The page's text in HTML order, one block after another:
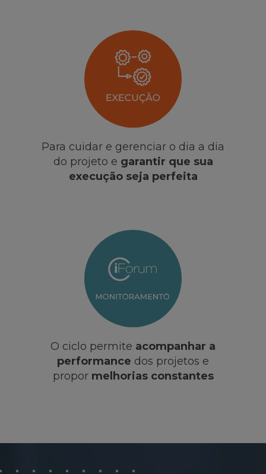
Para cuidar e gerenciar o dia a dia
do projeto e garantir que sua
execução seja perfeita
O ciclo permite acompanhar a
performance dos projetos e
propor melhorias constantes